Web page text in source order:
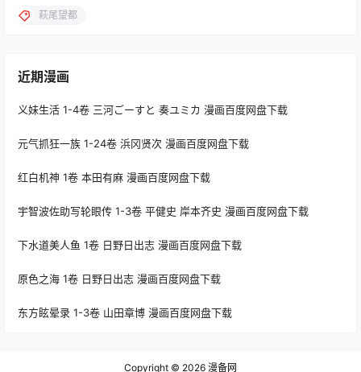
萩尾望都
近期漫画
义妹生活 1-4卷 三河ごーすと 奏ユミカ 漫画百度网盘下载
元气抓狂一族 1-24卷 浜冈贤次 漫画百度网盘下载
红白机神 1卷 本田有麻 漫画百度网盘下载
宇智波佐助写轮眼传 1-3卷 平健史 岸本齐史 漫画百度网盘下载
下水道美人鱼 1卷 日野日出志 漫画百度网盘下载
原色之海 1卷 日野日出志 漫画百度网盘下载
东方眩晕录 1-3卷 山田章博 漫画百度网盘下载
Copyright © 2026 漫备网